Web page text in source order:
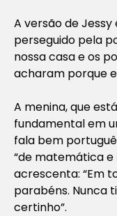
A versão de Jessy
perseguido pela
nossa casa e os
acharam porque
A menina, que
fundamental em
fala bem
“de matemática e
acrescenta: “Em
parabéns. Nunca
certinho”.